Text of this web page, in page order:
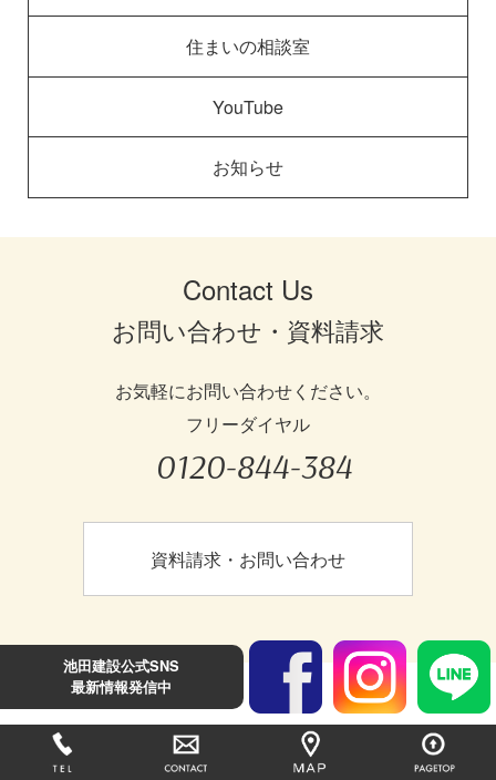
住まいの相談室
YouTube
お知らせ
Contact Us
お問い合わせ・資料請求
お気軽にお問い合わせください。
フリーダイヤル
0120-844-384
資料請求・お問い合わせ
池田建設公式SNS
最新情報発信中